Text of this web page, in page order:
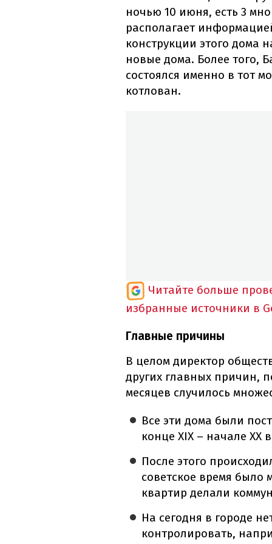
ночью 10 июня, есть 3
располагает
конструкции этого дома
новые дома. Более того,
состоялся именно в тот
котлован.
Читайте больше
избранные источники в
Главные причины
В целом директор
других главных причин,
месяцев случилось
Все эти дома были
конце XIX – начале XX
После этого
советское время было
квартир делали
На сегодня в городе
контролировать,